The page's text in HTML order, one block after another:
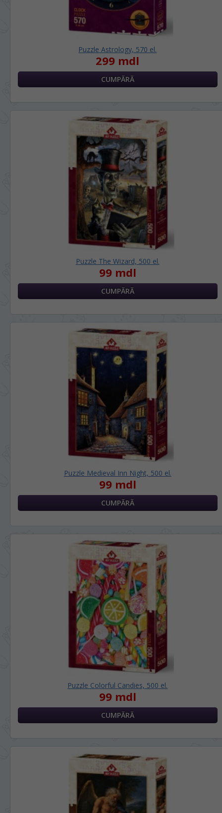
Puzzle Astrology, 570 el.
299 mdl
Puzzle The Wizard, 500 el.
99 mdl
Puzzle Medieval Inn Night, 500 el.
99 mdl
Puzzle Colorful Candies, 500 el.
99 mdl